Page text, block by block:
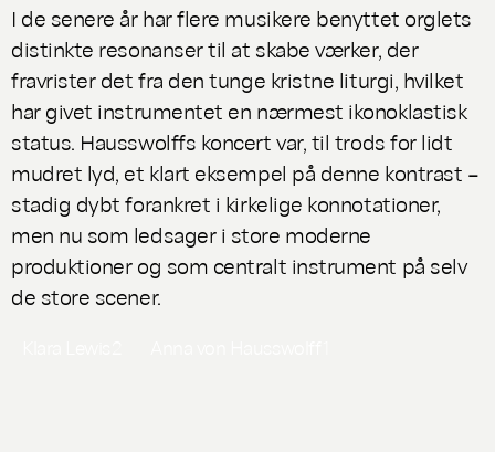
I de senere år har flere musikere benyttet orglets
distinkte resonanser til at skabe værker, der
fravrister det fra den tunge kristne liturgi, hvilket
har givet instrumentet en nærmest ikonoklastisk
status. Hausswolffs koncert var, til trods for lidt
mudret lyd, et klart eksempel på denne kontrast –
stadig dybt forankret i kirkelige konnotationer,
men nu som ledsager i store moderne
produktioner og som centralt instrument på selv
de store scener.